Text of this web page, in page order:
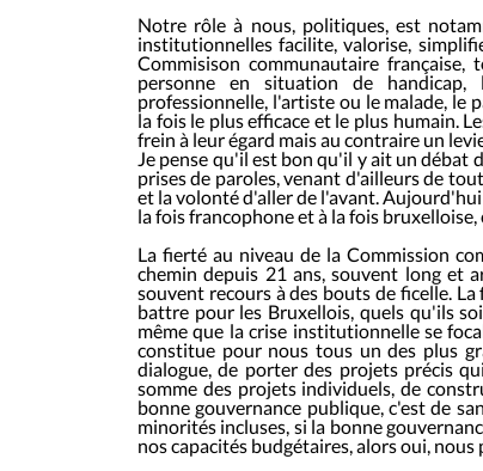
Notre rôle à nous, politiques, est
institutionnelles facilite, valorise,
Commisison communautaire
personne en situation de
professionnelle, l'artiste ou le malade, le
la fois le plus efficace et le plus humain.
frein à leur égard mais au contraire un
Je pense qu'il est bon qu'il y ait un débat
prises de paroles, venant d'ailleurs de
et la volonté d'aller de l'avant.
la fois francophone et à la fois
La fierté au niveau de la Commission
chemin depuis 21 ans, souvent long et
souvent recours à des bouts de ficelle.
battre pour les Bruxellois, quels qu'ils
même que la crise institutionnelle se
constitue pour nous tous un des plus
dialogue, de porter des projets précis
somme des projets individuels, de
bonne gouvernance publique, c'est de
minorités incluses, si la bonne
nos capacités budgétaires, alors oui,